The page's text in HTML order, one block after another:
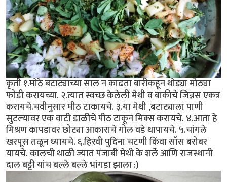
कृती १.मोठे बटाट्याच्या साल न काढता बारीकहून थोड्या मोठ्या
फोडी करायच्या. २.त्यात स्वच्छ केलेली मेथी व बाकीचे जिन्नस एकत्र
करायचे.चवीनुसार मीठ टाकायचे. ३.या मेथी ,बटाट्याला पाणी
सुटल्यावर एक वाटी डाळीचे पीठ टाकून मिक्स करायचे. ४.आता हे
मिश्रण कापडावर छोट्या आकाराचे गोल वडे थापायचे. ५.चांगले
खरपूस तळून घ्यायचे. ६.हिरवी पुदिना चटणी किंवा सॉस बरोबर
यायचे. कालची थाळी ज्यात पंजाबी मेथी के शर्ले आणि राजस्थानी
दाल बट्टी यांच बल्ले बल्ले भांगडा झाला :)